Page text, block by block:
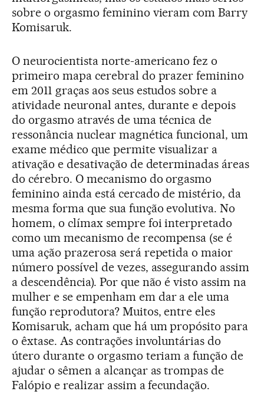
sobre o orgasmo feminino vieram com Barry
Komisaruk.
O neurocientista norte-americano fez o
primeiro mapa cerebral do prazer feminino
em 2011 graças aos seus estudos sobre a
atividade neuronal antes, durante e depois
do orgasmo através de uma técnica de
ressonância nuclear magnética funcional, um
exame médico que permite visualizar a
ativação e desativação de determinadas áreas
do cérebro. O mecanismo do orgasmo
feminino ainda está cercado de mistério, da
mesma forma que sua função evolutiva. No
homem, o clímax sempre foi interpretado
como um mecanismo de recompensa (se é
uma ação prazerosa será repetida o maior
número possível de vezes, assegurando assim
a descendência). Por que não é visto assim na
mulher e se empenham em dar a ele uma
função reprodutora? Muitos, entre eles
Komisaruk, acham que há um propósito para
o êxtase. As contrações involuntárias do
útero durante o orgasmo teriam a função de
ajudar o sêmen a alcançar as trompas de
Falópio e realizar assim a fecundação.